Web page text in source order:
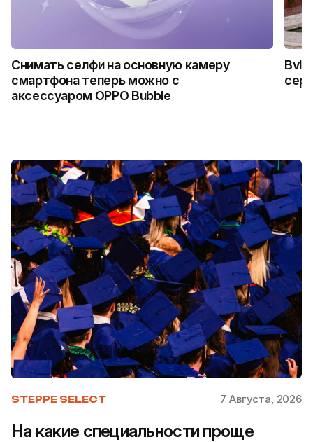
Снимать селфи на основную камеру
смартфона теперь можно с
аксессуаром OPPO Bubble
STEPPE SELECT 7 Августа, 2026
На какие специальности проще